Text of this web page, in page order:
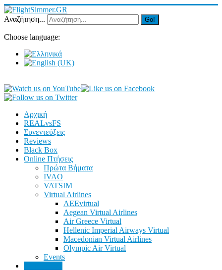
Αναζήτηση... Go!
Choose language:
Αρχική
REALvsFS
Συνεντεύξεις
Reviews
Black Box
Online Πτήσεις
Πρώτα Βήματα
IVAO
VATSIM
Virtual Airlines
AEEvirtual
Aegean Virtual Airlines
Air Greece Virtual
Hellenic Imperial Airways Virtual
Macedonian Virtual Airlines
Olympic Air Virtual
Events